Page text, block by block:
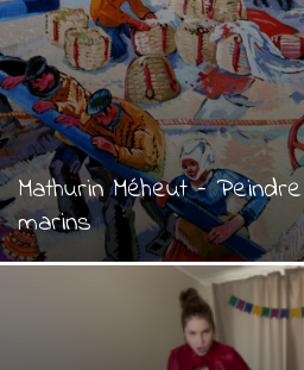
Mathurin Méheut –
marins